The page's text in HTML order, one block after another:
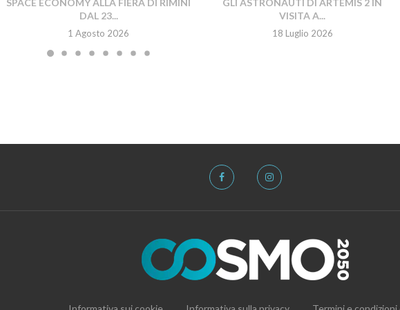
SPACE ECONOMY ALLA FIERA DI RIMINI
DAL 23...
1 Agosto 2026
GLI ASTRONAUTI DI ARTEMIS 2 IN
VISITA A...
18 Luglio 2026